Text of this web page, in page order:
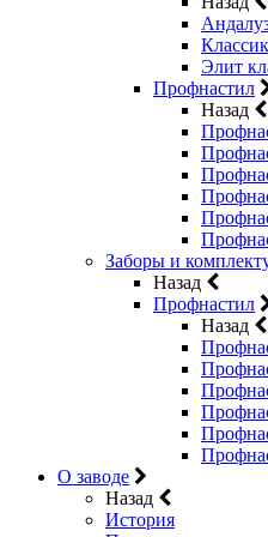
Классик
Элит
Профнастил
Назад
Заборы и
Назад
Профнастил
Назад
О заводе
Назад
История